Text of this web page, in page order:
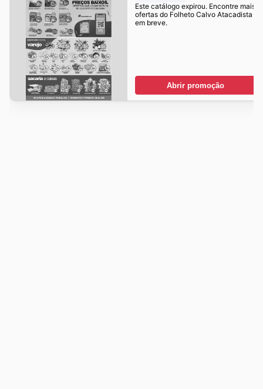
Este catálogo expirou. Encontre mais
ofertas do Folheto Calvo Atacadista
em breve.
Abrir promoção